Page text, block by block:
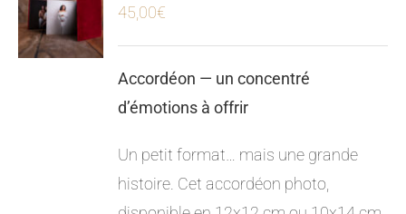
45,00€
Accordéon — un concentré
d’émotions à offrir
Un petit format… mais une grande
histoire. Cet accordéon photo,